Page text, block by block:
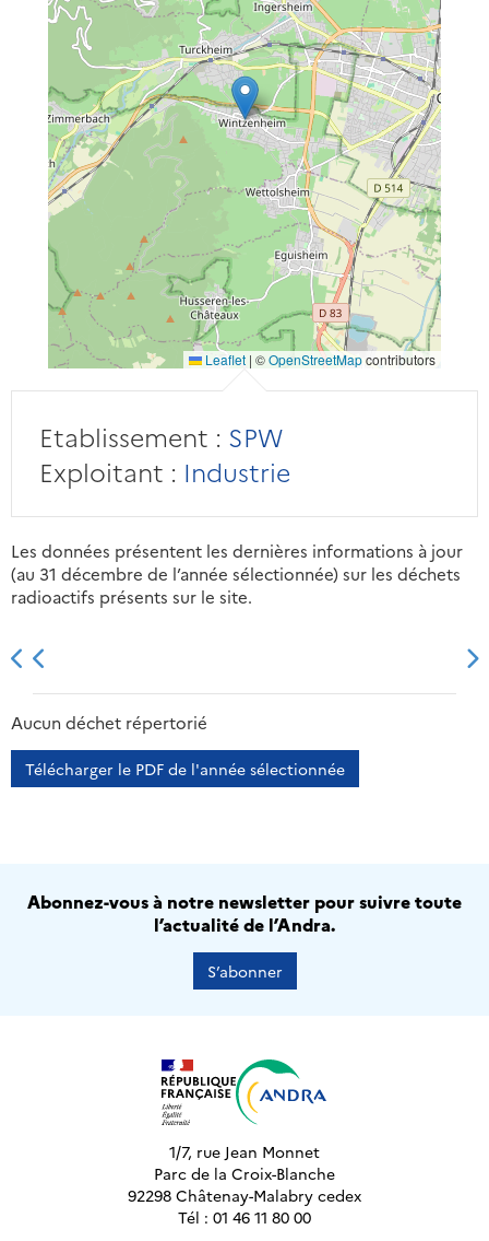
Leaflet | ©OpenStreetMapcontributors
Etablissement : SPW
Exploitant : Industrie
Les données présentent les dernières informations à jour
(au 31 décembre de l’année sélectionnée) sur les déchets
radioactifs présents sur le site.
2013 2014
Aucun déchet répertorié
Télécharger le PDF de l'année sélectionnée
Abonnez-vous à notre newsletter pour suivre toute
l’actualité de l’Andra.
S’abonner
1/7, rue Jean Monnet
Parc de la Croix-Blanche
92298 Châtenay-Malabry cedex
Tél : 01 46 11 80 00